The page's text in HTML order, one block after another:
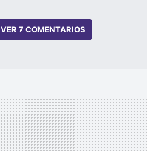
VER7 COMENTARIOS